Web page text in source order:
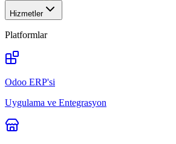
Hizmetler
Platformlar
Odoo ERP'si
Uygulama ve Entegrasyon